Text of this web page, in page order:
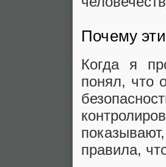
Почему
Когда я
понял, что
правила,